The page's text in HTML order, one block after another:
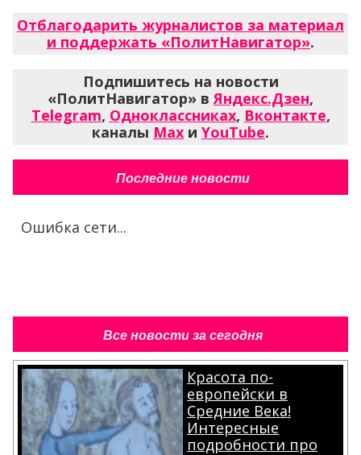
Отблагодарить журналистов за материал
и поддержать «ПолитНавигатор».
Подпишитесь на новости
«ПолитНавигатор» в Яндекс.Дзен,
Telegram, Одноклассниках, Вконтакте,
каналы Max и YouTube.
Последние новости
Ошибка сети...
Все новости за сегодня
Красота по-
европейски в
Средние Века!
Интересные
подробности про